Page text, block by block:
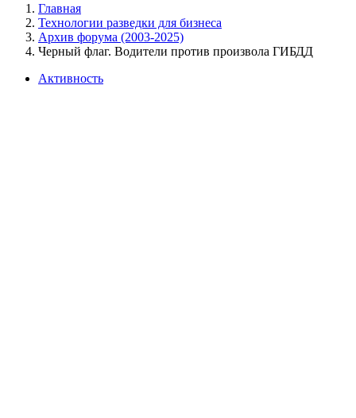
Главная
Технологии разведки для бизнеса
Архив форума (2003-2025)
Черный флаг. Водители против произвола ГИБДД
Активность